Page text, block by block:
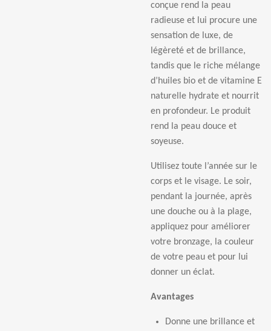
conçue rend la peau
radieuse et lui procure une
sensation de luxe, de
légèreté et de brillance,
tandis que le riche mélange
d’huiles bio et de vitamine E
naturelle hydrate et nourrit
en profondeur. Le produit
rend la peau douce et
soyeuse.
Utilisez toute l’année sur le
corps et le visage. Le soir,
pendant la journée, après
une douche ou à la plage,
appliquez pour améliorer
votre bronzage, la couleur
de votre peau et pour lui
donner un éclat.
Avantages
Donne une brillance et